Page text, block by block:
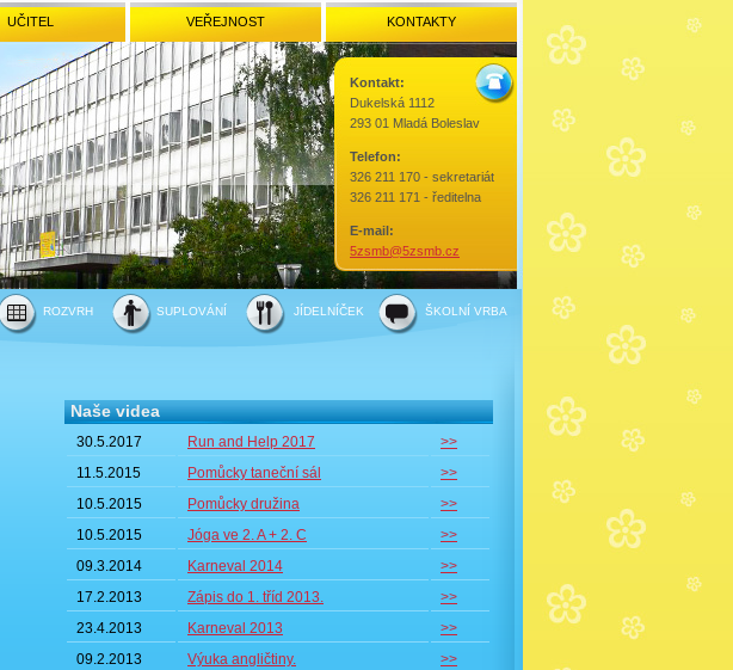
UČITEL VEŘEJNOST KONTAKTY
Kontakt:
Dukelská 1112
293 01 Mladá Boleslav
Telefon:
326 211 170 - sekretariát
326 211 171 - ředitelna
E-mail:
5zsmb@5zsmb.cz
ROZVRH SUPLOVÁNÍ JÍDELNÍČEK ŠKOLNÍ VRBA
Naše videa
30.5.2017 Run and Help 2017
>>
11.5.2015
Pomůcky taneční sál
>>
10.5.2015
Pomůcky družina
>>
10.5.2015
Jóga ve 2. A + 2. C
>>
09.3.2014
Karneval 2014
>>
17.2.2013
Zápis do 1. tříd 2013.
>>
23.4.2013
Karneval 2013
>>
09.2.2013
Výuka angličtiny.
>>